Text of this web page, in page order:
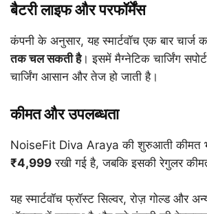
बैटरी लाइफ और परफॉर्मेंस
कंपनी के अनुसार, यह स्मार्टवॉच एक बार चार्ज
तक चल सकती है। इसमें मैग्नेटिक चार्जिंग
चार्जिंग आसान और तेज हो जाती है।
कीमत और उपलब्धता
NoiseFit Diva Araya की शुरुआती कीमत
₹4,999 रखी गई है, जबकि इसकी रेगुलर
यह स्मार्टवॉच फ्रॉस्ट सिल्वर, रोज़ गोल्ड और